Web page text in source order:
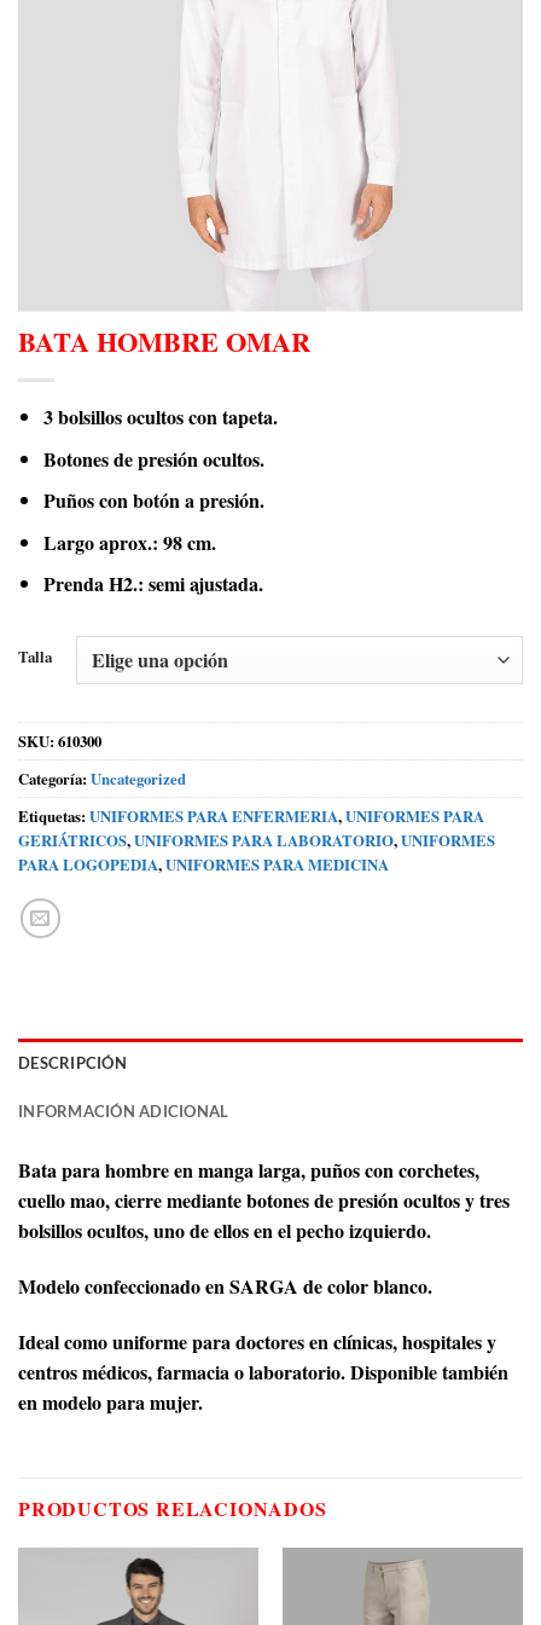
BATA HOMBRE OMAR
3 bolsillos ocultos con tapeta.
Botones de presión ocultos.
Puños con botón a presión.
Largo aprox.: 98 cm.
Prenda H2.: semi ajustada.
Talla
SKU: 610300
Categoría: Uncategorized
Etiquetas: UNIFORMES PARA ENFERMERIA,UNIFORMES PARA
GERIÁTRICOS,UNIFORMES PARA LABORATORIO,UNIFORMES
PARA LOGOPEDIA,UNIFORMES PARA MEDICINA
DESCRIPCIÓN
INFORMACIÓN ADICIONAL
Bata para hombre en manga larga, puños con corchetes,
cuello mao, cierre mediante botones de presión ocultos y tres
bolsillos ocultos, uno de ellos en el pecho izquierdo.
Modelo confeccionado en SARGA de color blanco.
Ideal como uniforme para doctores en clínicas, hospitales y
centros médicos, farmacia o laboratorio. Disponible también
en modelo para mujer.
PRODUCTOS RELACIONADOS